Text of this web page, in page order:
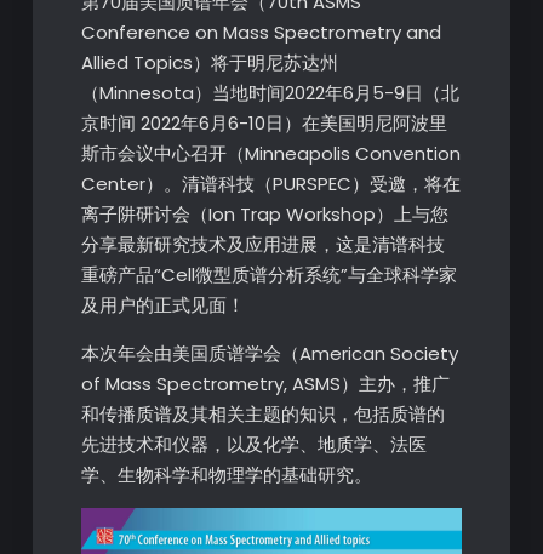
Conference on Mass Spectrometry and
Allied Topics）将于明尼苏达州
（Minnesota）当地时间2022年6月5-9日（北
京时间 2022年6月6-10日）在美国明尼阿波里
斯市会议中心召开（Minneapolis Convention
Center）。清谱科技（PURSPEC）受邀，将在
离子阱研讨会（Ion Trap Workshop）上与您
分享最新研究技术及应用进展，这是清谱科技
重磅产品“Cell微型质谱分析系统”与全球科学家
及用户的正式见面！
本次年会由美国质谱学会（American Society
of Mass Spectrometry, ASMS）主办，推广
和传播质谱及其相关主题的知识，包括质谱的
先进技术和仪器，以及化学、地质学、法医
学、生物科学和物理学的基础研究。